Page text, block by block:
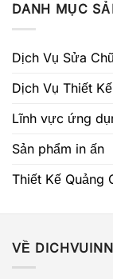
DANH MỤC
Dịch Vụ Sửa
Dịch Vụ Thiết Kế
Lĩnh vực ứng
Sản phẩm in ấn
Thiết Kế Quảng
VỀ